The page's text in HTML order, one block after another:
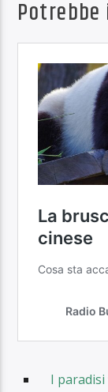
I paradisi